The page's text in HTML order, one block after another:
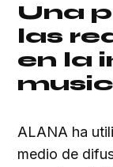
Una
las
en la
ALANA ha
medio de